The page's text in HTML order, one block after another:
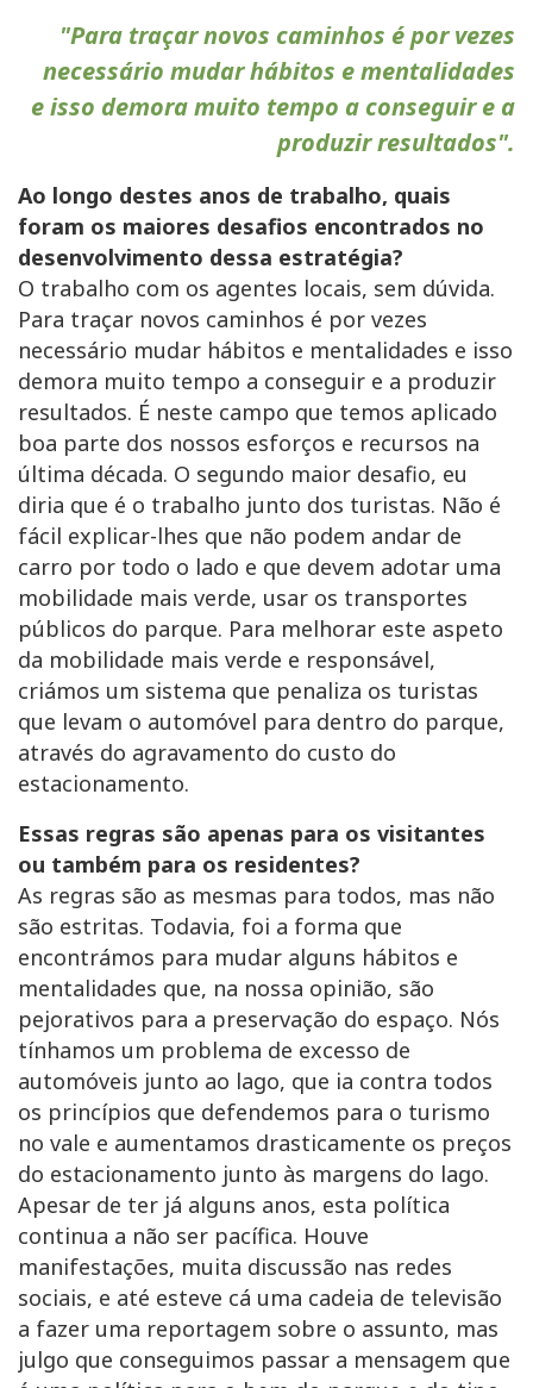
"Para traçar novos caminhos é por vezes
necessário mudar hábitos e mentalidades
e isso demora muito tempo a conseguir e a
produzir resultados".
Ao longo destes anos de trabalho, quais
foram os maiores desafios encontrados no
desenvolvimento dessa estratégia?
O trabalho com os agentes locais, sem dúvida.
Para traçar novos caminhos é por vezes
necessário mudar hábitos e mentalidades e isso
demora muito tempo a conseguir e a produzir
resultados. É neste campo que temos aplicado
boa parte dos nossos esforços e recursos na
última década. O segundo maior desafio, eu
diria que é o trabalho junto dos turistas. Não é
fácil explicar-lhes que não podem andar de
carro por todo o lado e que devem adotar uma
mobilidade mais verde, usar os transportes
públicos do parque. Para melhorar este aspeto
da mobilidade mais verde e responsável,
criámos um sistema que penaliza os turistas
que levam o automóvel para dentro do parque,
através do agravamento do custo do
estacionamento.
Essas regras são apenas para os visitantes
ou também para os residentes?
As regras são as mesmas para todos, mas não
são estritas. Todavia, foi a forma que
encontrámos para mudar alguns hábitos e
mentalidades que, na nossa opinião, são
pejorativos para a preservação do espaço. Nós
tínhamos um problema de excesso de
automóveis junto ao lago, que ia contra todos
os princípios que defendemos para o turismo
no vale e aumentamos drasticamente os preços
do estacionamento junto às margens do lago.
Apesar de ter já alguns anos, esta política
continua a não ser pacífica. Houve
manifestações, muita discussão nas redes
sociais, e até esteve cá uma cadeia de televisão
a fazer uma reportagem sobre o assunto, mas
julgo que conseguimos passar a mensagem que